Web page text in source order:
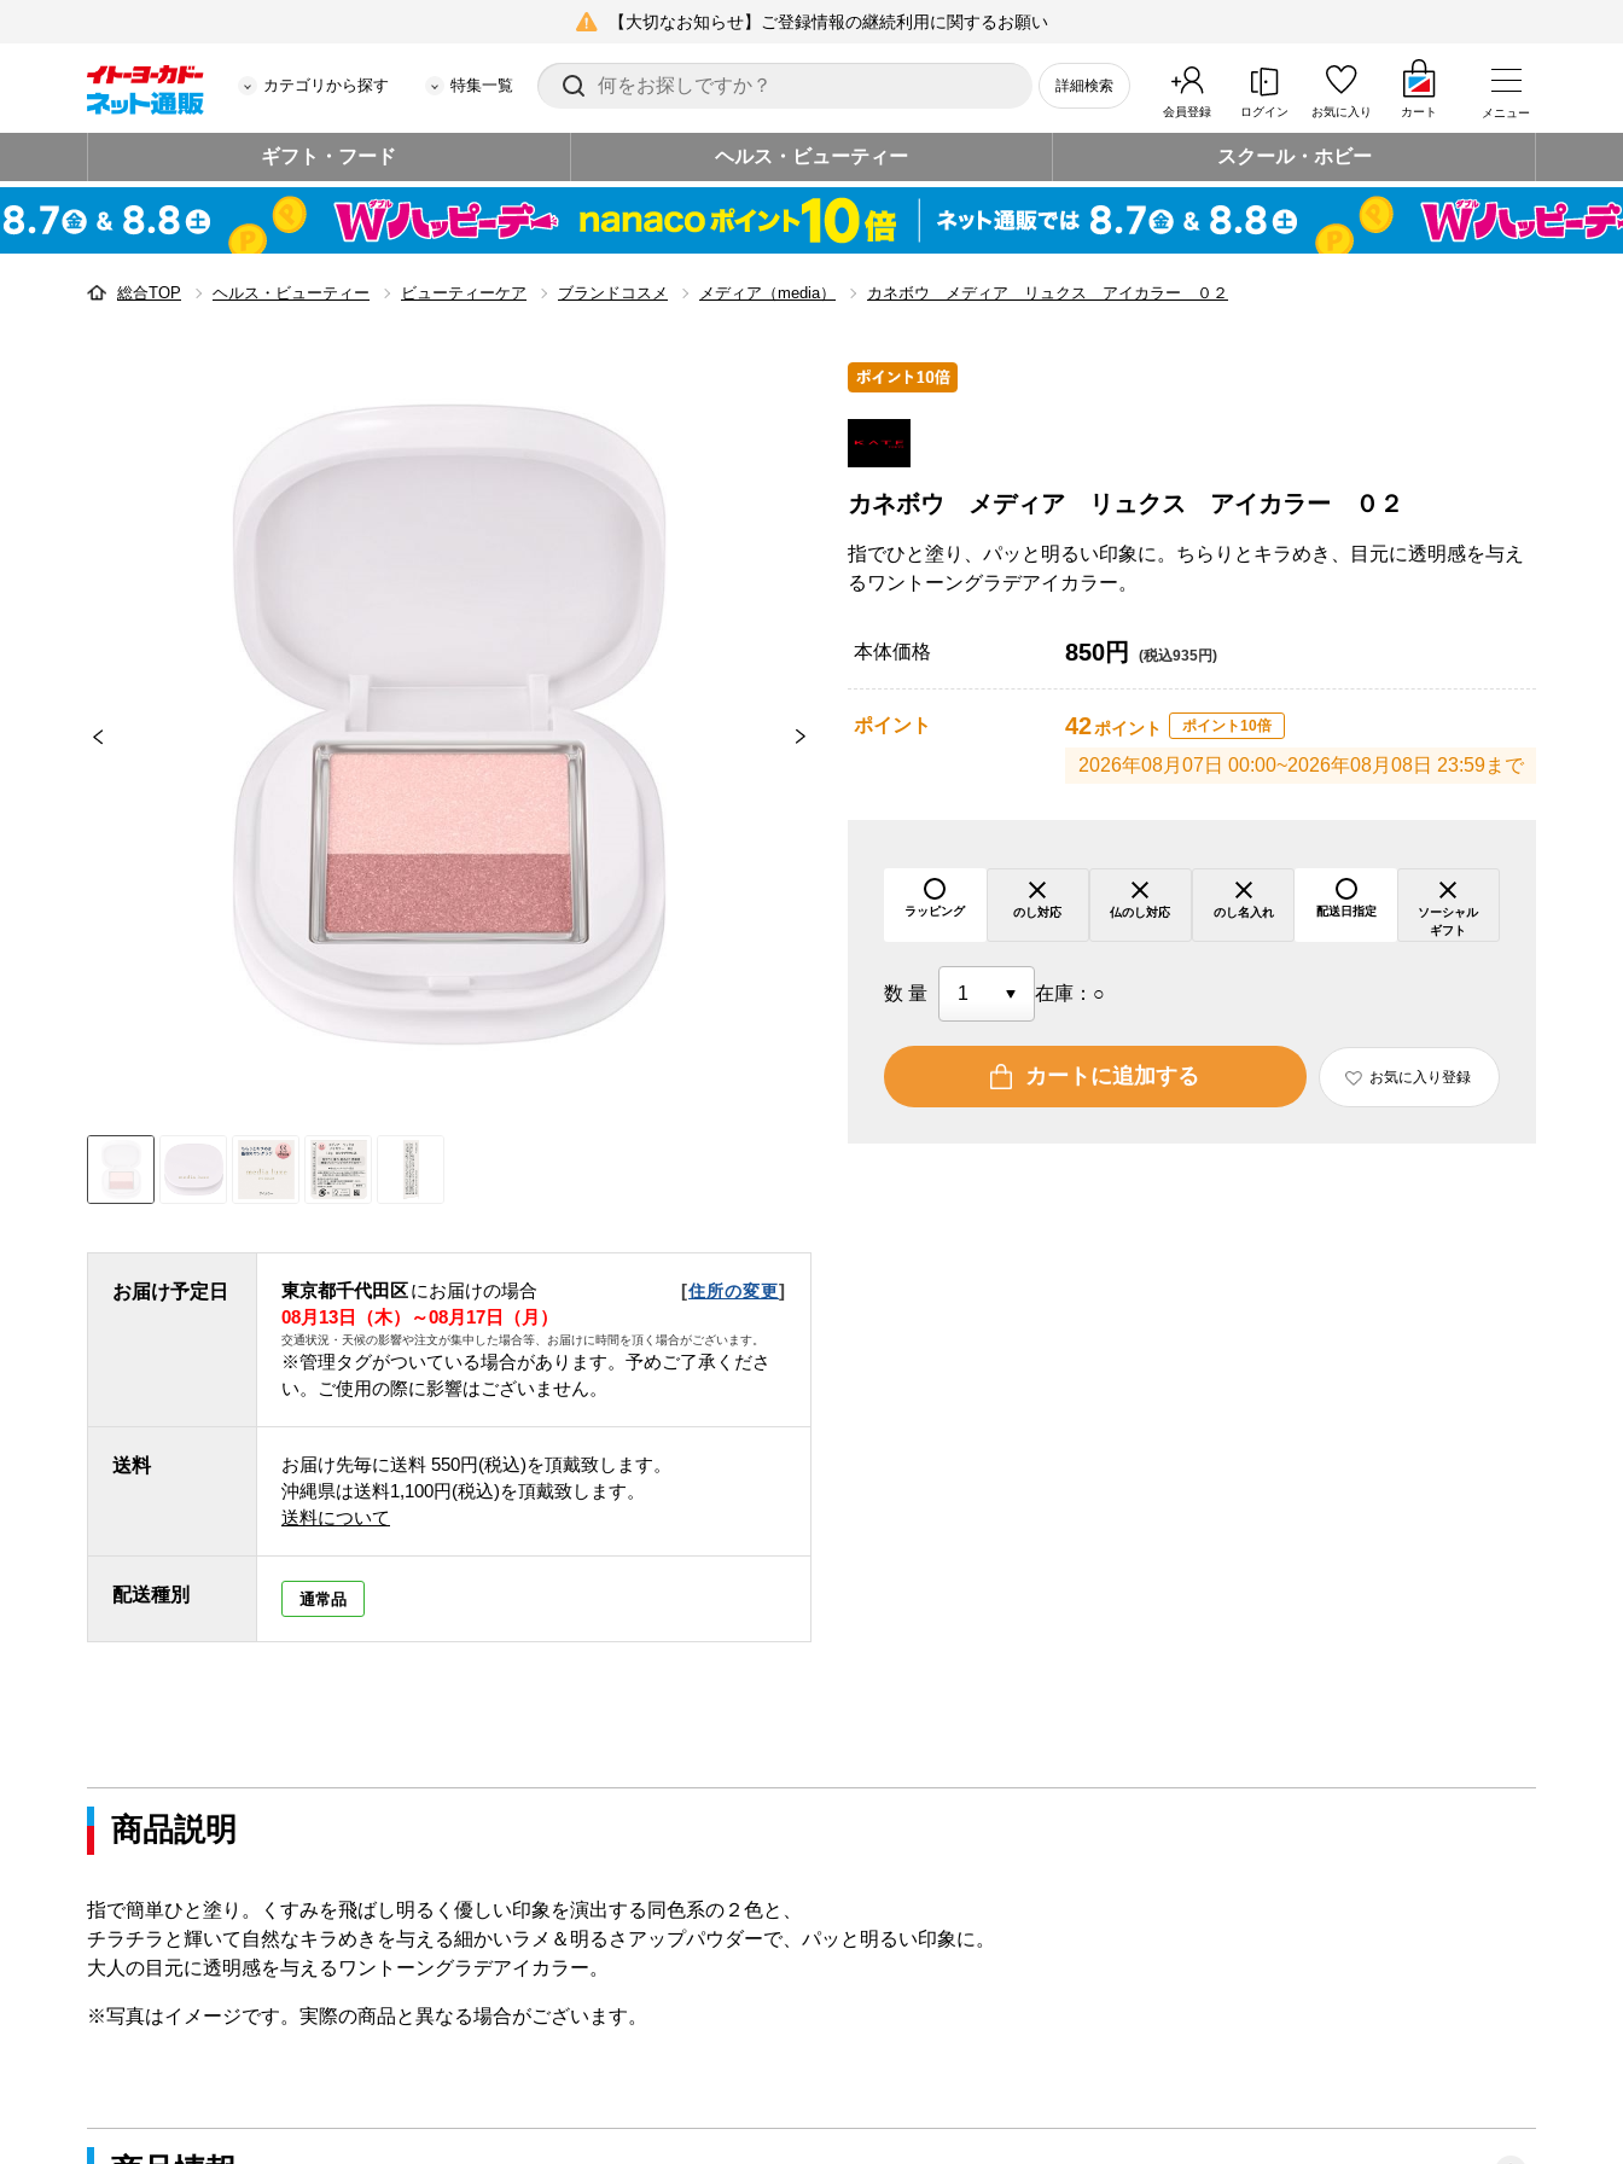
【大切なお知らせ】ご登録情報の継続利用に関するお願い
カテゴリから探す 特集一覧 詳細検索
会員登録 ログイン お気に入り カート メニュー
ギフト・フード ヘルス・ビューティー スクール・ホビー
総合TOP ヘルス・ビューティー ビューティーケア ブランドコスメ メディア（media） カネボウ メディア リュクス アイカラー ０２
お届け予定日 東京都千代田区にお届けの場合 [住所の変更]
08月13日（木）～08月17日（月）
交通状況・天候の影響や注文が集中した場合等、お届けに時間を頂く場合がございます。
※管理タグがついている場合があります。予めご了承くださ
い。ご使用の際に影響はございません。
送料 お届け先毎に送料 550円(税込)を頂戴致します。
沖縄県は送料1,100円(税込)を頂戴致します。
送料について
配送種別 通常品
カネボウ メディア リュクス アイカラー ０２
指でひと塗り、パッと明るい印象に。ちらりとキラめき、目元に透明感を与え
るワントーングラデアイカラー。
本体価格 850円 (税込935円)
ポイント 42ポイント ポイント10倍
2026年08月07日 00:00~2026年08月08日 23:59まで
ラッピング のし対応 仏のし対応 のし名入れ 配送日指定
ソーシャル
ギフト
数量 在庫： ○
カートに追加する お気に入り登録
商品説明
指で簡単ひと塗り。くすみを飛ばし明るく優しい印象を演出する同色系の２色と、
チラチラと輝いて自然なキラめきを与える細かいラメ＆明るさアップパウダーで、パッと明るい印象に。
大人の目元に透明感を与えるワントーングラデアイカラー。
※写真はイメージです。実際の商品と異なる場合がございます。